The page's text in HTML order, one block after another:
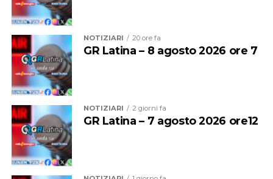
Per entrambe le giornate sarà quindi vietato
campeggiare e accendere fuochi o falò
spiagge del litorale comunale.
Sono inoltre vietate la vendita e la somministrazione di
bevande alcoliche nei pubblici esercizi, compresi gli
stabilimenti balneari, dalle
NOTIZIARI 20 ore fa
GR Latina – 8 agosto 2026 ore 7
NOTIZIARI 2 giorni fa
GR Latina – 7 agosto 2026 ore12